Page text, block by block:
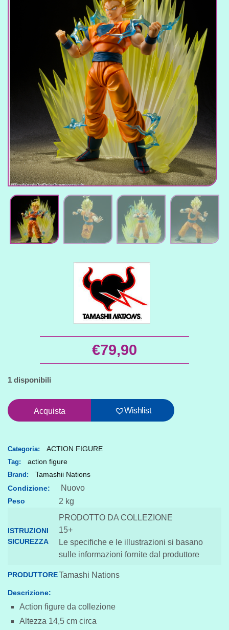
€79,90
1 disponibili
Action
figure
Figuarts
Super
Saiyan
son
Goku
Acquista Wishlist
Categoria: ACTION FIGURE
Tag: action figure
Brand:
Tamashii Nations
Condizione:
Nuovo
Peso 2 kg
ISTRUZIONI
SICUREZZA
PRODOTTO DA COLLEZIONE
15+
Le specifiche e le illustrazioni si basano
sulle informazioni fornite dal produttore
PRODUTTORETamashi Nations
Descrizione:
Action figure da collezione
Altezza 14,5 cm circa